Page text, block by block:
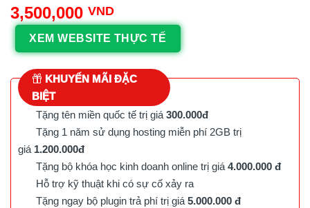
3,500,000 VND
XEM WEBSITE THỰC TẾ
KHUYẾN MÃI ĐẶC
BIỆT
Tặng tên miền quốc tế trị giá 300.000đ
Tặng 1 năm sử dụng hosting miễn phí 2GB trị
giá 1.200.000đ
Tặng bộ khóa học kinh doanh online trị giá 4.000.000 đ
Hỗ trợ kỹ thuật khi có sự cố xảy ra
Tặng ngay bộ plugin trả phí trị giá 5.000.000 đ